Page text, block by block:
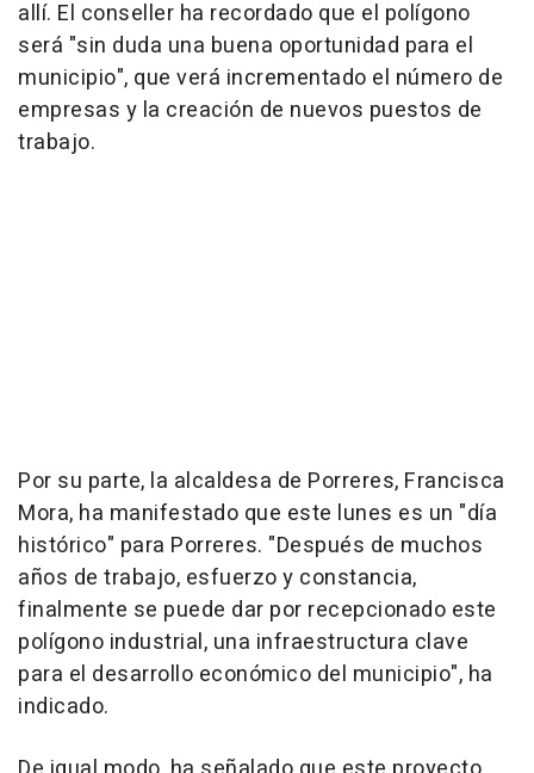
allí. El conseller ha recordado que el polígono
será "sin duda una buena oportunidad para el
municipio", que verá incrementado el número de
empresas y la creación de nuevos puestos de
trabajo.
Por su parte, la alcaldesa de Porreres, Francisca
Mora, ha manifestado que este lunes es un "día
histórico" para Porreres. "Después de muchos
años de trabajo, esfuerzo y constancia,
finalmente se puede dar por recepcionado este
polígono industrial, una infraestructura clave
para el desarrollo económico del municipio", ha
indicado.